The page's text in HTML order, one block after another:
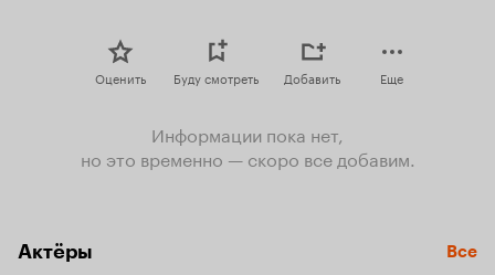
Оценить Буду смотреть Добавить Еще
Информации пока нет,
но это временно — скоро все добавим.
Актёры Все